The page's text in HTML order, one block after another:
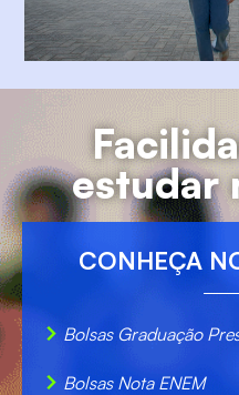
estudar
CONHEÇA
Bolsas Graduação
Bolsas Nota ENEM